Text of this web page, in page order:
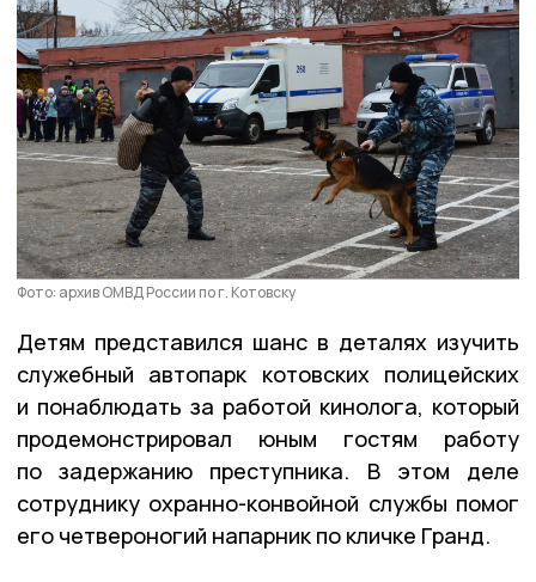
Фото: архив ОМВД России по г. Котовску
Детям представился шанс в деталях изучить
служебный автопарк котовских полицейских
и понаблюдать за работой кинолога, который
продемонстрировал юным гостям работу
по задержанию преступника. В этом деле
сотруднику охранно-конвойной службы помог
его четвероногий напарник по кличке Гранд.